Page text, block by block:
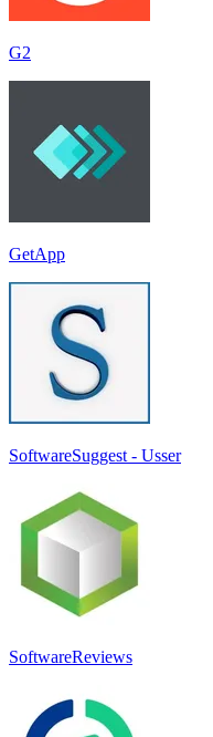
G2
GetApp
SoftwareSuggest - Usser
SoftwareReviews